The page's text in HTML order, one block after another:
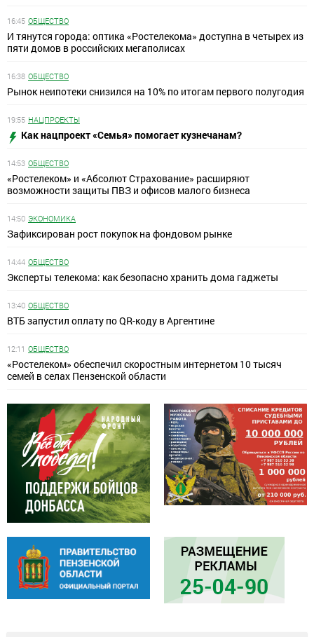
16:45 ОБЩЕСТВО
И тянутся города: оптика «Ростелекома» доступна в четырех из
пяти домов в российских мегаполисах
16:38 ОБЩЕСТВО
Рынок неипотеки снизился на 10% по итогам первого полугодия
19:55 НАЦПРОЕКТЫ
Как нацпроект «Семья» помогает кузнечанам?
14:53 ОБЩЕСТВО
«Ростелеком» и «Абсолют Страхование» расширяют
возможности защиты ПВЗ и офисов малого бизнеса
14:50 ЭКОНОМИКА
Зафиксирован рост покупок на фондовом рынке
14:44 ОБЩЕСТВО
Эксперты телекома: как безопасно хранить дома гаджеты
13:40 ОБЩЕСТВО
ВТБ запустил оплату по QR-коду в Аргентине
12:11 ОБЩЕСТВО
«Ростелеком» обеспечил скоростным интернетом 10 тысяч
семей в селах Пензенской области